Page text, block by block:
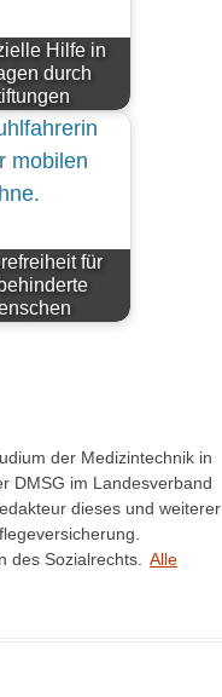
Hilfe in
durch
für
der Medizintechnik in
DMSG im Landesverband
dieses und weiterer
des Sozialrechts.
Alle